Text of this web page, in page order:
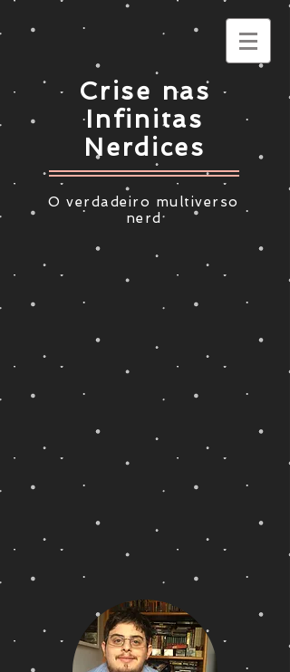
Crise nas
Infinitas
Nerdices
O verdadeiro multiverso
nerd